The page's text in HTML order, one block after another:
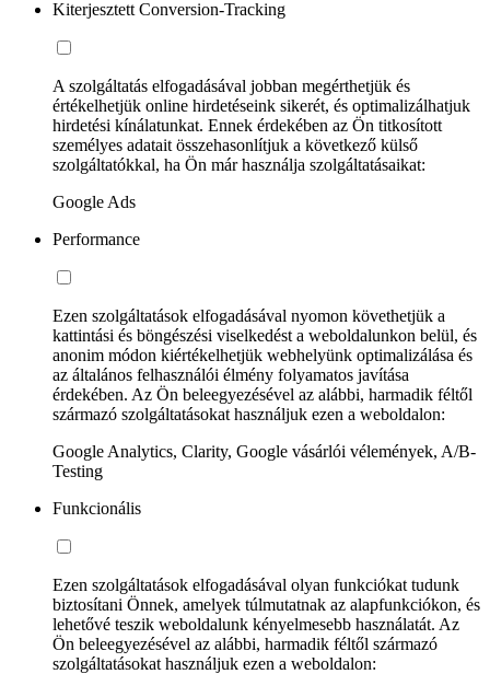
Kiterjesztett Conversion-Tracking
A szolgáltatás elfogadásával jobban megérthetjük és
értékelhetjük online hirdetéseink sikerét, és optimalizálhatjuk
hirdetési kínálatunkat. Ennek érdekében az Ön titkosított
személyes adatait összehasonlítjuk a következő külső
szolgáltatókkal, ha Ön már használja szolgáltatásaikat:
Google Ads
Performance
Ezen szolgáltatások elfogadásával nyomon követhetjük a
kattintási és böngészési viselkedést a weboldalunkon belül, és
anonim módon kiértékelhetjük webhelyünk optimalizálása és
az általános felhasználói élmény folyamatos javítása
érdekében. Az Ön beleegyezésével az alábbi, harmadik féltől
származó szolgáltatásokat használjuk ezen a weboldalon:
Google Analytics, Clarity, Google vásárlói vélemények, A/B-
Testing
Funkcionális
Ezen szolgáltatások elfogadásával olyan funkciókat tudunk
biztosítani Önnek, amelyek túlmutatnak az alapfunkciókon, és
lehetővé teszik weboldalunk kényelmesebb használatát. Az
Ön beleegyezésével az alábbi, harmadik féltől származó
szolgáltatásokat használjuk ezen a weboldalon: